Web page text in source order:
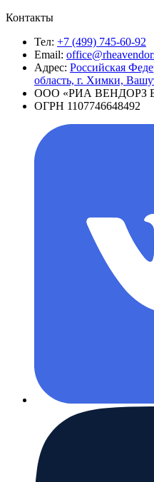
Контакты
Тел: +7 (499) 745-60-92
Email:
Адрес: Российская
область, г. Химки,
ООО «РИА ВЕНДОРЗ
ОГРН 1107746648492